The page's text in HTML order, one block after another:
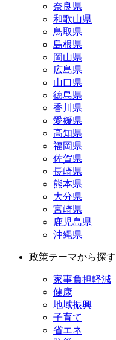
奈良県
和歌山県
鳥取県
島根県
岡山県
広島県
山口県
徳島県
香川県
愛媛県
高知県
福岡県
佐賀県
長崎県
熊本県
大分県
宮崎県
鹿児島県
沖縄県
政策テーマから探す
家事負担軽減
健康
地域振興
子育て
省エネ